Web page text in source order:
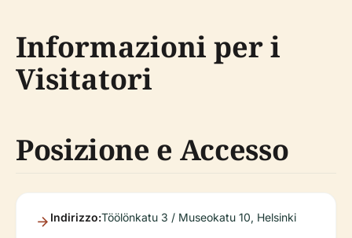
Informazioni per i
Visitatori
Posizione e Accesso
Indirizzo:Töölönkatu 3 / Museokatu 10, Helsinki